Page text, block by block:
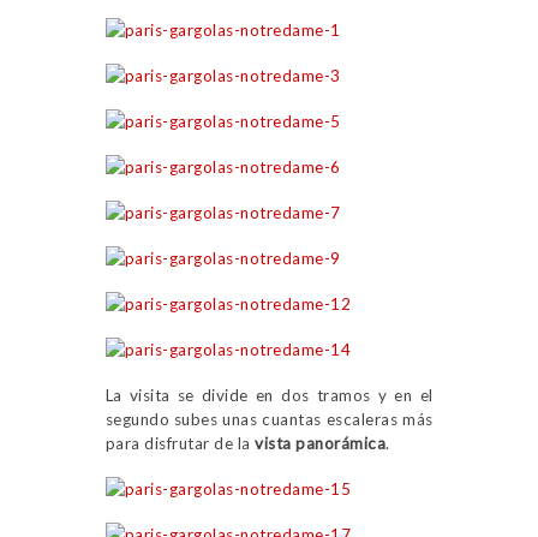
La visita se divide en dos tramos y en el
segundo subes unas cuantas escaleras más
para disfrutar de la vista panorámica.